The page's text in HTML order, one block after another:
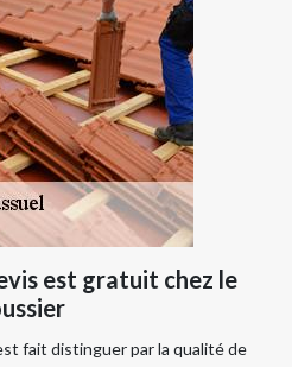
est gratuit chez le
fait distinguer par la qualité de